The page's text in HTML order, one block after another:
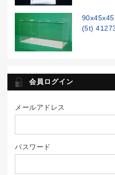
(5t)
会員ログイン
メールアドレス
パスワード